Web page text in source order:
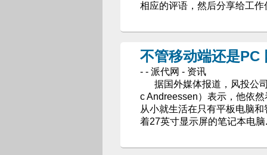
相应的评语，然后分享给工
不管移动端还是PC
- - 派代网 - 资讯
据国外媒体报道，风投公司
c Andreessen）表示，他依
从小就生活在只有平板电脑
着27英寸显示屏的笔记本电脑.